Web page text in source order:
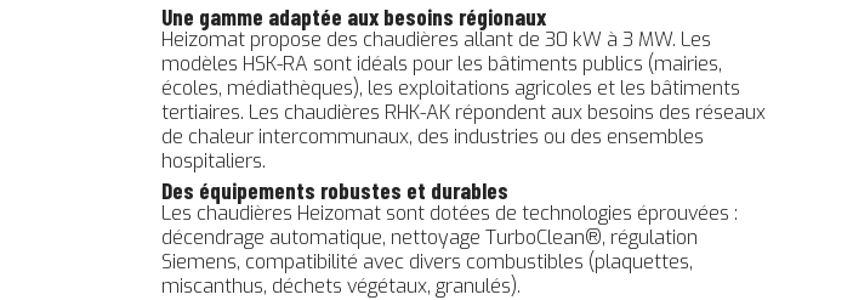
Une gamme adaptée aux besoins régionaux
Heizomat propose des chaudières allant de 30 kW à 3 MW. Les
modèles HSK-RA sont idéals pour les bâtiments publics (mairies,
écoles, médiathèques), les exploitations agricoles et les bâtiments
tertiaires. Les chaudières RHK-AK répondent aux besoins des réseaux
de chaleur intercommunaux, des industries ou des ensembles
hospitaliers.
Des équipements robustes et durables
Les chaudières Heizomat sont dotées de technologies éprouvées :
décendrage automatique, nettoyage TurboClean®, régulation
Siemens, compatibilité avec divers combustibles (plaquettes,
miscanthus, déchets végétaux, granulés).